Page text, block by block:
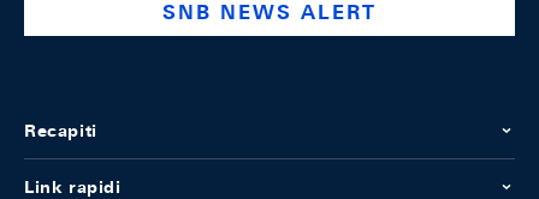
SNB NEWS ALERT
Recapiti
Link rapidi